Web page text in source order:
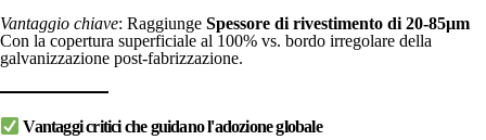
Vantaggio chiave: Raggiunge Spessore di rivestimento di 20-85μm
Con la copertura superficiale al 100% vs. bordo irregolare della
galvanizzazione post-fabrizzazione.
Vantaggi critici che guidano l'adozione globale